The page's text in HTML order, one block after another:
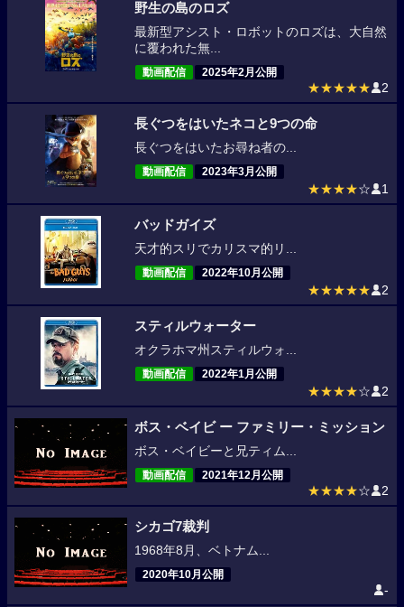
野生の島のロズ
最新型アシスト・ロボットのロズは、大自然
に覆われた無...
動画配信 2025年2月公開
★★★★★ 2
長ぐつをはいたネコと9つの命
長ぐつをはいたお尋ね者の...
動画配信 2023年3月公開
★★★★☆ 1
バッドガイズ
天才的スリでカリスマ的リ...
動画配信 2022年10月公開
★★★★★ 2
スティルウォーター
オクラホマ州スティルウォ...
動画配信 2022年1月公開
★★★★☆ 2
ボス・ベイビ ー ファミリー・ミッション
ボス・ベイビーと兄ティム...
動画配信 2021年12月公開
★★★★☆ 2
シカゴ7裁判
1968年8月、ベトナム...
2020年10月公開
-